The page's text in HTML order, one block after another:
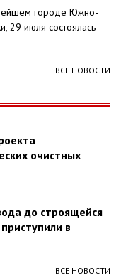
городе Южно-
29 июля состоялась
ВСЕ НОВОСТИ
очистных
до строящейся
в
ВСЕ НОВОСТИ